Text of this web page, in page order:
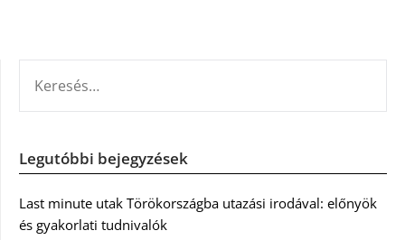
Legutóbbi bejegyzések
Last minute utak Törökországba utazási irodával: előnyök
és gyakorlati tudnivalók